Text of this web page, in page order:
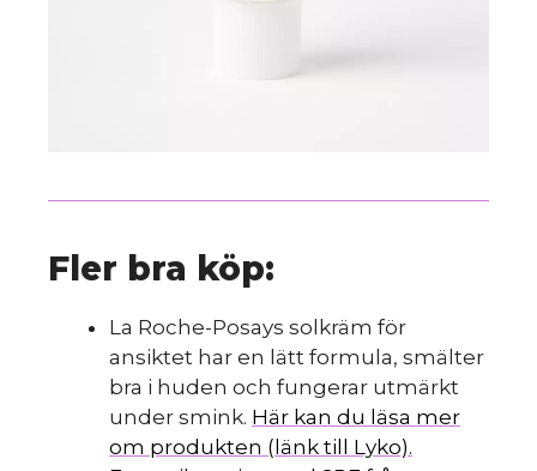
Fler bra köp:
La Roche-Posays solkräm för
ansiktet har en lätt formula, smälter
bra i huden och fungerar utmärkt
under smink. Här kan du läsa mer
om produkten (länk till Lyko).